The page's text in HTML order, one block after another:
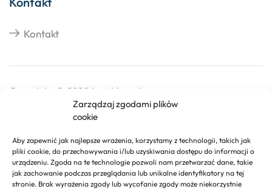
Zarządzaj zgodami plików
cookie
Aby zapewnić jak najlepsze wrażenia, korzystamy z technologii, takich jak
pliki cookie, do przechowywania i/lub uzyskiwania dostępu do informacji o
urządzeniu. Zgoda na te technologie pozwoli nam przetwarzać dane, takie
jak zachowanie podczas przeglądania lub unikalne identyfikatory na tej
stronie. Brak wyrażenia zgody lub wycofanie zgody może niekorzystnie
Kontakt
Copyright © 2026 Izosklep.pl